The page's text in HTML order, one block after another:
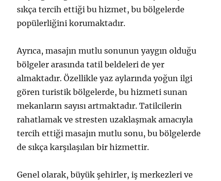
sıkça tercih ettiği bu hizmet, bu bölgelerde
popülerliğini korumaktadır.
Ayrıca, masajın mutlu sonunun yaygın olduğu
bölgeler arasında tatil beldeleri de yer
almaktadır. Özellikle yaz aylarında yoğun ilgi
gören turistik bölgelerde, bu hizmeti sunan
mekanların sayısı artmaktadır. Tatilcilerin
rahatlamak ve stresten uzaklaşmak amacıyla
tercih ettiği masajın mutlu sonu, bu bölgelerde
de sıkça karşılaşılan bir hizmettir.
Genel olarak, büyük şehirler, iş merkezleri ve